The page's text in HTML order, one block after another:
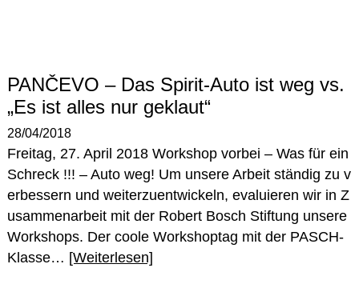
PANČEVO – Das Spirit-Auto ist weg vs.
„Es ist alles nur geklaut“
28/04/2018
Freitag, 27. April 2018 Workshop vorbei – Was für ein
Schreck !!! – Auto weg! Um unsere Arbeit ständig zu v
erbessern und weiterzuentwickeln, evaluieren wir in Z
usammenarbeit mit der Robert Bosch Stiftung unsere
Workshops. Der coole Workshoptag mit der PASCH-
Klasse… [Weiterlesen]